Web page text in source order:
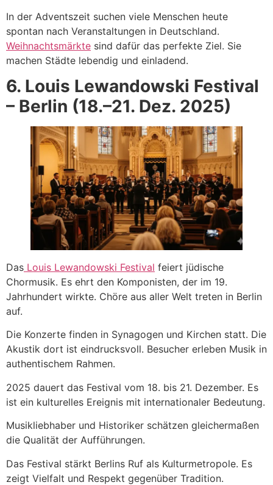
In der Adventszeit suchen viele Menschen heute
spontan nach Veranstaltungen in Deutschland.
Weihnachtsmärkte sind dafür das perfekte Ziel. Sie
machen Städte lebendig und einladend.
6. Louis Lewandowski Festival
– Berlin (18.–21. Dez. 2025)
Das Louis Lewandowski Festival feiert jüdische
Chormusik. Es ehrt den Komponisten, der im 19.
Jahrhundert wirkte. Chöre aus aller Welt treten in Berlin
auf.
Die Konzerte finden in Synagogen und Kirchen statt. Die
Akustik dort ist eindrucksvoll. Besucher erleben Musik in
authentischem Rahmen.
2025 dauert das Festival vom 18. bis 21. Dezember. Es
ist ein kulturelles Ereignis mit internationaler Bedeutung.
Musikliebhaber und Historiker schätzen gleichermaßen
die Qualität der Aufführungen.
Das Festival stärkt Berlins Ruf als Kulturmetropole. Es
zeigt Vielfalt und Respekt gegenüber Tradition.